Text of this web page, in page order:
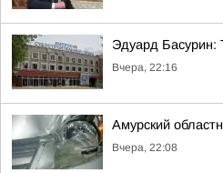
Эдуард Басурин:
Вчера, 22:16
Амурский
Вчера, 22:08